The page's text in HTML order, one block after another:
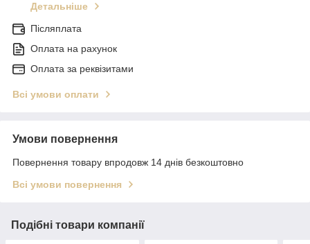
Детальніше
Післяплата
Оплата на рахунок
Оплата за реквізитами
Всі умови оплати
Умови повернення
Повернення товару впродовж 14 днів безкоштовно
Всі умови повернення
Подібні товари компанії